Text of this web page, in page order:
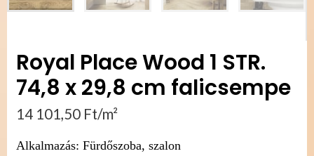
Royal Place Wood 1 STR.
74,8 x 29,8 cm falicsempe
14 101,50 Ft/m²
Alkalmazás: Fürdőszoba, szalon